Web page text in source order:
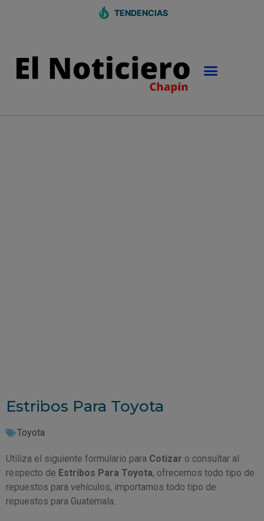
TENDENCIAS
Estribos Para Toyota
Toyota
Utiliza el siguiente formulario para Cotizar o consultar al
respecto de Estribos Para Toyota, ofrecemos todo tipo de
repuestos para vehículos, importamos todo tipo de
repuestos para Guatemala.